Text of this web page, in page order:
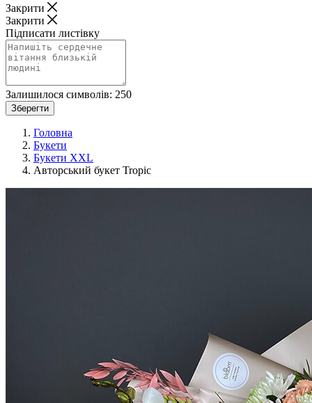
Закрити
Закрити
Підписати листівку
Залишилося символів: 250
Зберегти
Головна
Букети
Букети XXL
Авторський букет Tropic